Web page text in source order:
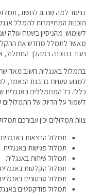
בניגוד למה שנהוג לחשוב,
תוכנות המתיימרות לתמלל
לשימוש. מהניסיון בשטח עולה
מאשר לתמלל מחדש את
נעזר בתוכנה במהלך
בתמלול באנגלית חשוב מאד
למנוע טעויות בהבנת הנאמר,
כללי. כל המתמללים באנגלית
לשמור על הדיוק של
צוות תִּמְלוּלִים יכין עבורכם
תמלול הרצאות באנגלית
תמלול פגישות באנגלית
תמלול שיחות באנגלית
תמלול הקלטות באנגלית
תמלול סרטונים באנגלית
תמלול פודקסטים